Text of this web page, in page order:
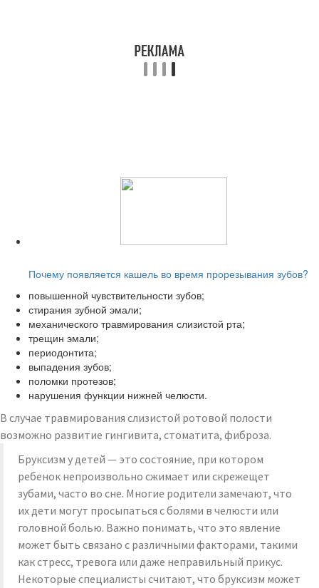
Почему появляется кашель во время прорезывания зубов?
повышенной чувствительности зубов;
стирания зубной эмали;
механического травмирования слизистой рта;
трещин эмали;
периодонтита;
выпадения зубов;
поломки протезов;
нарушения функции нижней челюсти.
В случае травмирования слизистой ротовой полости
возможно развитие гингивита, стоматита, фиброза.
Бруксизм у детей — это состояние, при котором
ребенок непроизвольно сжимает или скрежещет
зубами, часто во сне. Многие родители замечают, что
их дети могут просыпаться с болями в челюсти или
головной болью. Важно понимать, что это явление
может быть связано с различными факторами, такими
как стресс, тревога или даже неправильный прикус.
Некоторые специалисты считают, что бруксизм может